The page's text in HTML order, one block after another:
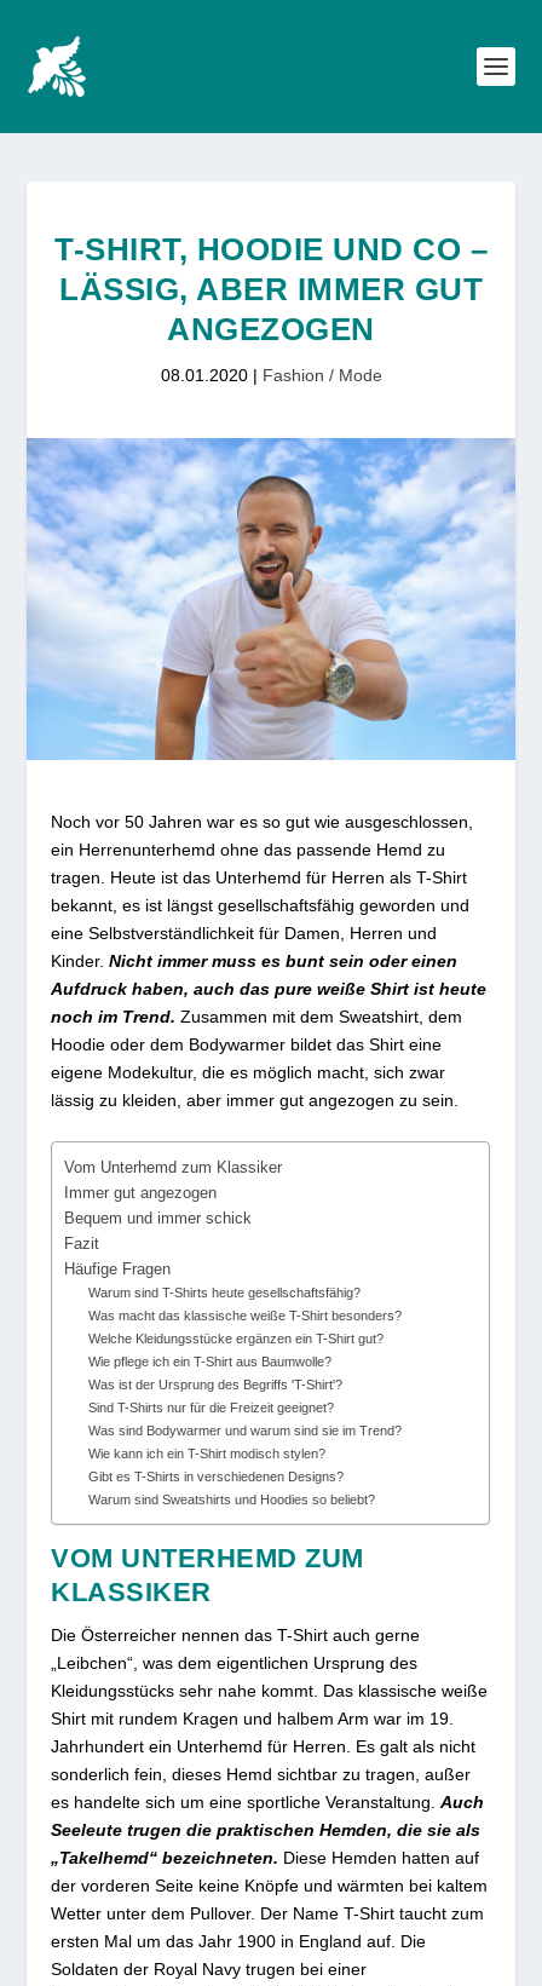
T-SHIRT, HOODIE UND CO –
LÄSSIG, ABER IMMER GUT
ANGEZOGEN
08.01.2020| Fashion / Mode
Noch vor 50 Jahren war es so gut wie ausgeschlossen,
ein Herrenunterhemd ohne das passende Hemd zu
tragen. Heute ist das Unterhemd für Herren als T-Shirt
bekannt, es ist längst gesellschaftsfähig geworden und
eine Selbstverständlichkeit für Damen, Herren und
Kinder.Nicht immer muss es bunt sein oder einen
Aufdruck haben, auch das pure weiße Shirt ist heute
noch im Trend. Zusammen mit dem Sweatshirt, dem
Hoodie oder dem Bodywarmer bildet das Shirt eine
eigene Modekultur, die es möglich macht, sich zwar
lässig zu kleiden, aber immer gut angezogen zu sein.
Vom Unterhemd zum Klassiker
Immer gut angezogen
Bequem und immer schick
Fazit
Häufige Fragen
Warum sind T-Shirts heute gesellschaftsfähig?
Was macht das klassische weiße T-Shirt besonders?
Welche Kleidungsstücke ergänzen ein T-Shirt gut?
Wie pflege ich ein T-Shirt aus Baumwolle?
Was ist der Ursprung des Begriffs 'T-Shirt'?
Sind T-Shirts nur für die Freizeit geeignet?
Was sind Bodywarmer und warum sind sie im Trend?
Wie kann ich ein T-Shirt modisch stylen?
Gibt es T-Shirts in verschiedenen Designs?
Warum sind Sweatshirts und Hoodies so beliebt?
VOM UNTERHEMD ZUM
KLASSIKER
Die Österreicher nennen das T-Shirt auch gerne
„Leibchen“, was dem eigentlichen Ursprung des
Kleidungsstücks sehr nahe kommt. Das klassische weiße
Shirt mit rundem Kragen und halbem Arm war im 19.
Jahrhundert ein Unterhemd für Herren. Es galt als nicht
sonderlich fein, dieses Hemd sichtbar zu tragen, außer
es handelte sich um eine sportliche Veranstaltung.Auch
Seeleute trugen die praktischen Hemden, die sie als
„Takelhemd“ bezeichneten. Diese Hemden hatten auf
der vorderen Seite keine Knöpfe und wärmten bei kaltem
Wetter unter dem Pullover. Der Name T-Shirt taucht zum
ersten Mal um das Jahr 1900 in England auf. Die
Soldaten der Royal Navy trugen bei einer